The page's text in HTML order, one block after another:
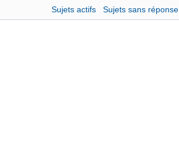
Sujets actifs Sujets sans réponse